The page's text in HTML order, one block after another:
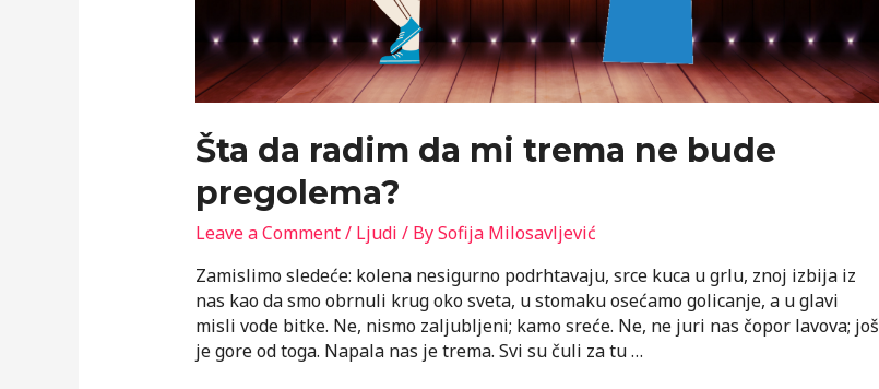
Šta da radim da mi trema ne bude
pregolema?
Leave a Comment/ Ljudi / BySofija Milosavljević
Zamislimo sledeće: kolena nesigurno podrhtavaju, srce kuca u grlu, znoj izbija iz
nas kao da smo obrnuli krug oko sveta, u stomaku osećamo golicanje, a u glavi
misli vode bitke. Ne, nismo zaljubljeni; kamo sreće. Ne, ne juri nas čopor lavova; još
je gore od toga. Napala nas je trema. Svi su čuli za tu …